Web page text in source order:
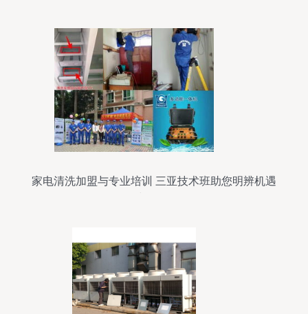
家电清洗加盟与专业培训 三亚技术班助您明辨机遇